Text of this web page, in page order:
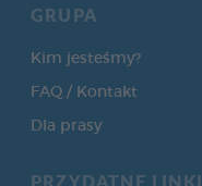
GRUPA
Kim jesteśmy?
FAQ / Kontakt
Dla prasy
PRZYDATNE LINKI